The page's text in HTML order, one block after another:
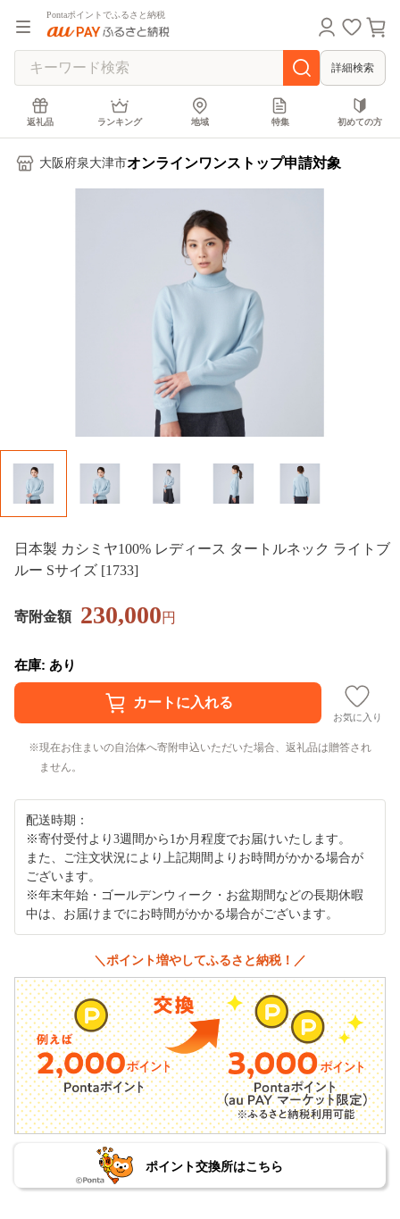
Pontaポイントでふるさと納税
詳細検索
返礼品 ランキング 地域 特集 初めての方
大阪府泉大津市オンラインワンストップ申請対象
日本製 カシミヤ100% レディース タートルネック ライトブ
ルー Sサイズ [1733]
寄附金額 230,000円
在庫: あり
お気に入り
現在お住まいの自治体へ寄附申込いただいた場合、返礼品は贈答され
ません。
配送時期：
※寄付受付より3週間から1か月程度でお届けいたします。
また、ご注文状況により上記期間よりお時間がかかる場合が
ございます。
※年末年始・ゴールデンウィーク・お盆期間などの長期休暇
中は、お届けまでにお時間がかかる場合がございます。
＼ポイント増やしてふるさと納税！／
ポイント交換所はこちら